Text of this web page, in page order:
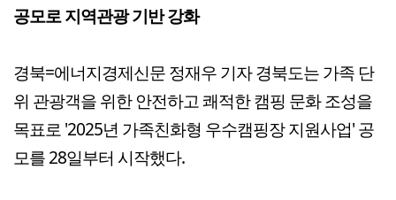
공모로 지역관광 기반 강화
경북=에너지경제신문 정재우 기자 경북도는 가족 단
위 관광객을 위한 안전하고 쾌적한 캠핑 문화 조성을
목표로 '2025년 가족친화형 우수캠핑장 지원사업' 공
모를 28일부터 시작했다.